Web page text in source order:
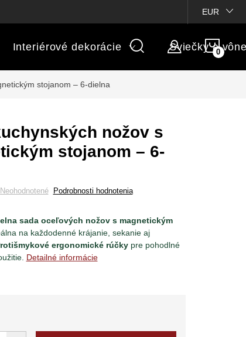
Vlastné popisy produktov
EUR
Interiérové dekorácie Sviečky a
stojanom – 6-dielna
nožov s
stojanom – 6-
Neohodnotené Podrobnosti hodnotenia
sada oceľových nožov s magnetickým
na každodenné krájanie, sekanie aj
ergonomické rúčkypre pohodlné
Detailné informácie